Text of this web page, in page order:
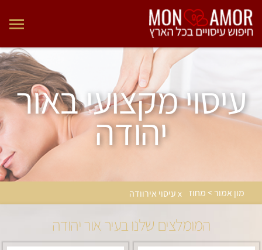
עיסוי מקצועי באור
יהודה
מון אמור > מחוז x עיסוי אירוודה
המומלצים שלנו בעיר אור יהודה